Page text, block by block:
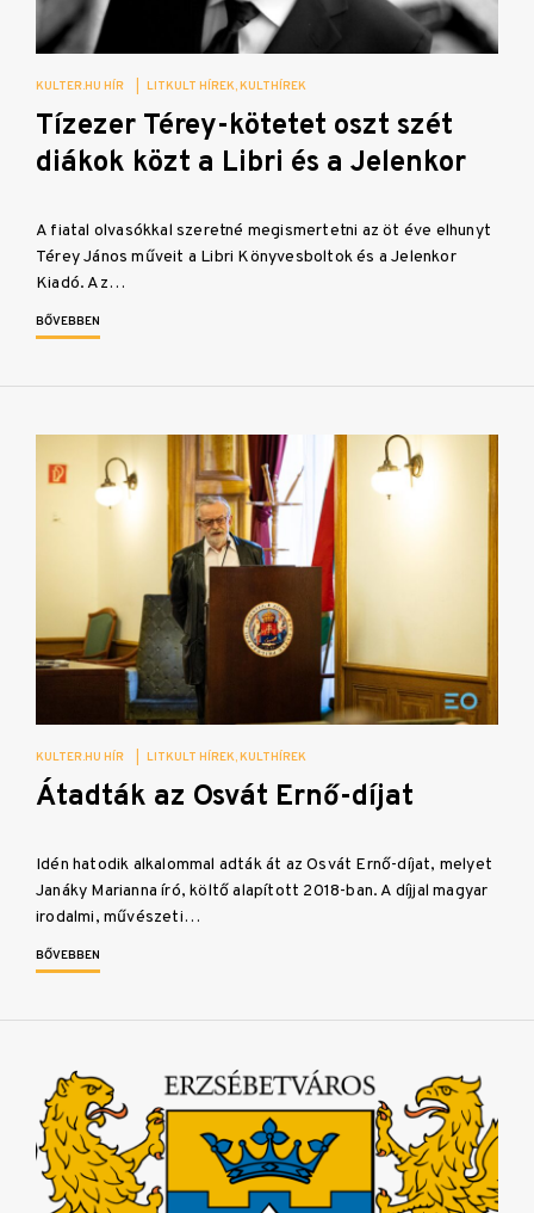
KULTER.HU HÍR LITKULT HÍREK KULTHÍREK
Tízezer Térey-kötetet oszt szét
diákok közt a Libri és a Jelenkor
A fiatal olvasókkal szeretné megismertetni az öt éve elhunyt
Térey János műveit a Libri Könyvesboltok és a Jelenkor
Kiadó. Az…
BŐVEBBEN
KULTER.HU HÍR LITKULT HÍREK KULTHÍREK
Átadták az Osvát Ernő-díjat
Idén hatodik alkalommal adták át az Osvát Ernő-díjat, melyet
Janáky Marianna író, költő alapított 2018-ban. A díjjal magyar
irodalmi, művészeti…
BŐVEBBEN